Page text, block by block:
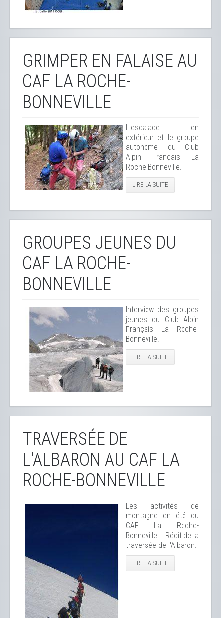
GRIMPER EN FALAISE AU
CAF LA ROCHE-
BONNEVILLE
L'escalade en
extérieur et le groupe
autonome du Club
Alpin Français La
Roche-Bonneville.
LIRE LA SUITE
GROUPES JEUNES DU
CAF LA ROCHE-
BONNEVILLE
Interview des groupes
jeunes du Club Alpin
Français La Roche-
Bonneville.
LIRE LA SUITE
TRAVERSÉE DE
L'ALBARON AU CAF LA
ROCHE-BONNEVILLE
Les activités de
montagne en été du
CAF La Roche-
Bonneville... Récit de la
traversée de l'Albaron.
LIRE LA SUITE